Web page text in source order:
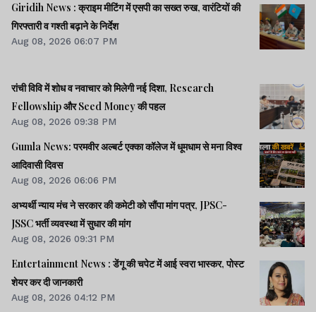
Giridih News : क्राइम मीटिंग में एसपी का सख्त रुख, वारंटियों की
गिरफ्तारी व गश्ती बढ़ाने के निर्देश
Aug 08, 2026 06:07 PM
रांची विवि में शोध व नवाचार को मिलेगी नई दिशा, Research
Fellowship और Seed Money की पहल
Aug 08, 2026 09:38 PM
Gumla News: परमवीर अल्बर्ट एक्का कॉलेज में धूमधाम से मना विश्व
आदिवासी दिवस
Aug 08, 2026 06:06 PM
अभ्यर्थी न्याय मंच ने सरकार की कमेटी को सौंपा मांग पत्र, JPSC-
JSSC भर्ती व्यवस्था में सुधार की मांग
Aug 08, 2026 09:31 PM
Entertainment News : डेंगू की चपेट में आई स्वरा भास्कर, पोस्ट
शेयर कर दी जानकारी
Aug 08, 2026 04:12 PM